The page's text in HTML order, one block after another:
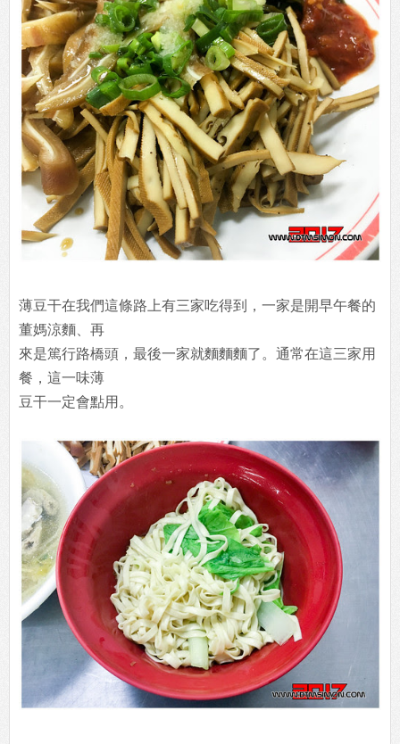
薄豆干在我們這條路上有三家吃得到，一家是開早午餐的
董媽涼麵、再
來是篤行路橋頭，最後一家就麵麵麵了。通常在這三家用
餐，這一味薄
豆干一定會點用。